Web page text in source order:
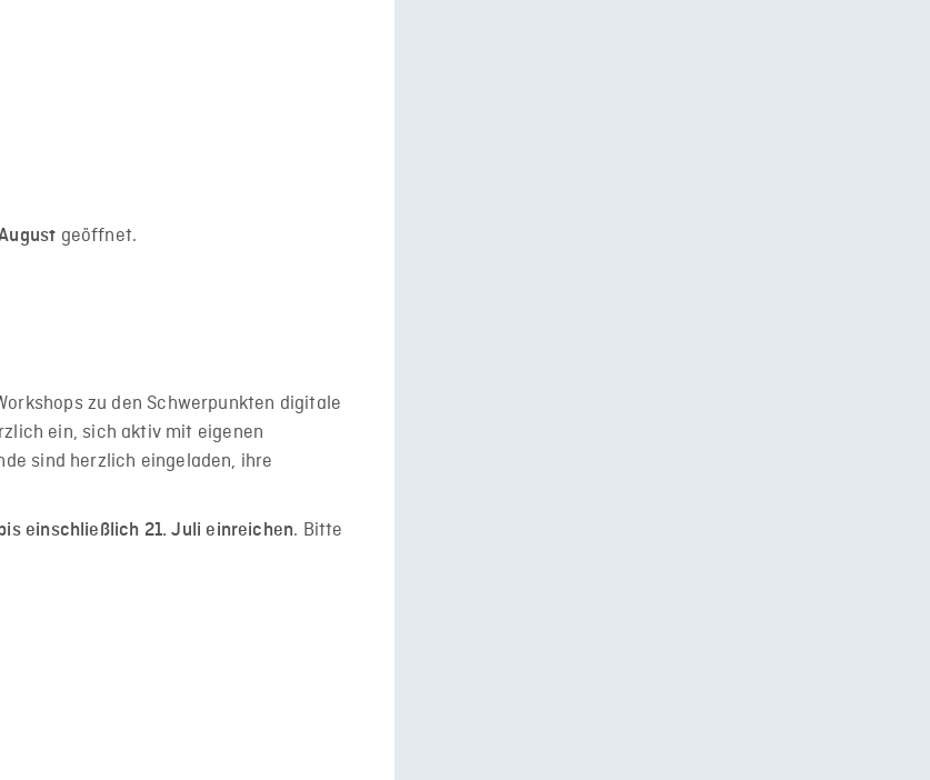
geöffnet.
zu den Schwerpunkten digitale
ein, sich aktiv mit eigenen
sind herzlich eingeladen, ihre
einschließlich 21. Juli einreichen. Bitte